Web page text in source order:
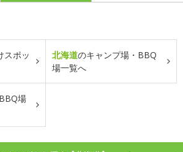
スポッ
北海道のキャンプ場・BBQ
場一覧へ
場